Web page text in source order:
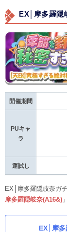
EX│摩多羅隠
開催期間
PUキャ
ラ
運試し
EX│摩多羅隠岐奈ガ
摩多羅隠岐奈(A16&)
EX│摩